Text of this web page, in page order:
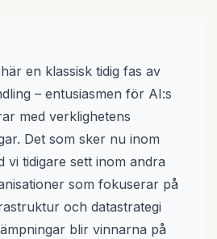
en klassisk tidig fas av
– entusiasmen för AI:s
med verklighetens
Det som sker nu inom
vi tidigare sett inom andra
som fokuserar på
och datastrategi
blir vinnarna på